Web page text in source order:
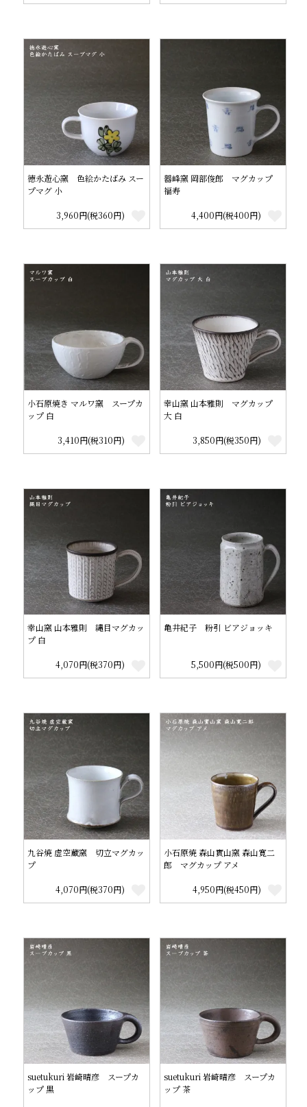
徳永遊心窯 色絵かたばみ スー
プマグ 小
3,960円(税360円)
器峰窯 岡部俊郎 マグカップ
福寿
4,400円(税400円)
小石原焼き マルワ窯 スープカ
ップ 白
3,410円(税310円)
幸山窯 山本雅則 マグカップ
大 白
3,850円(税350円)
幸山窯 山本雅則 縄目マグカッ
プ 白
4,070円(税370円)
亀井紀子 粉引 ビアジョッキ
5,500円(税500円)
九谷焼 虚空蔵窯 切立マグカッ
プ
4,070円(税370円)
小石原焼 森山實山窯 森山寛二
郎 マグカップ アメ
4,950円(税450円)
suetukuri 岩崎晴彦 スープカ
ップ 黒
suetukuri 岩崎晴彦 スープカ
ップ 茶